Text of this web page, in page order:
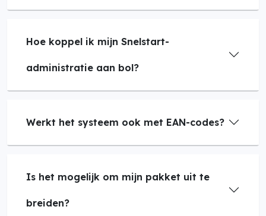
Hoe koppel ik mijn Snelstart-
administratie aan bol?
Werkt het systeem ook met EAN-codes?
Is het mogelijk om mijn pakket uit te
breiden?